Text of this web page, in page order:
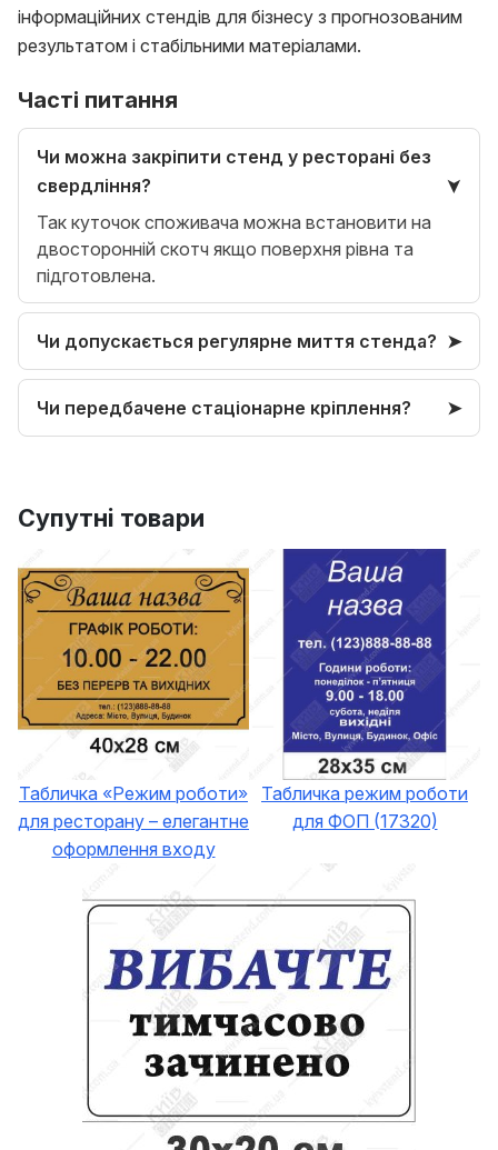
інформаційних стендів для бізнесу з прогнозованим
результатом і стабільними матеріалами.
Часті питання
Чи можна закріпити стенд у ресторані без
свердління?
Так куточок споживача можна встановити на
двосторонній скотч якщо поверхня рівна та
підготовлена.
Чи допускається регулярне миття стенда?
Чи передбачене стаціонарне кріплення?
Супутні товари
Табличка «Режим роботи»
для ресторану – елегантне
оформлення входу
Табличка режим роботи
для ФОП (17320)